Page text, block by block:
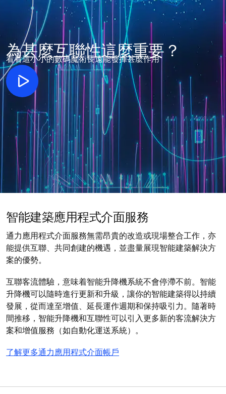
為甚麼互聯性這麼重要？
看看這小小的數碼魔術長遠能發揮甚麼作用
智能建築應用程式介面服務
通力應用程式介面服務無需昂貴的改造或現場整合工作，亦
能提供互聯、共同創建的機遇，並盡量展現智能建築解決方
案的優勢。
互聯客流體驗，意味着智能升降機系統不會停滯不前。智能
升降機可以隨時進行更新和升級，讓你的智能建築得以持續
發展，從而達至增值、延長運作週期和保持吸引力。隨著時
間推移，智能升降機和互聯性可以引入更多新的客流解決方
案和增值服務（如自動化運送系統）。
了解更多通力應用程式介面帳戶